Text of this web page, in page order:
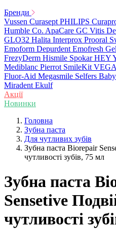
Бренди
Vussen Curasept PHILIPS
Humble Co. ApaCare GC Vitis
GLO32 Halita Interprox Prooral
Emoform Depurdent Emofresh
FrezyDerm Hismile Spokar HEY
Mediblanc Pierrot SmileKit VEGA
Fluor-Aid Megasmile Selfers
Miradent Ekulf
Акції
Новинки
Головна
Зубна паста
Для чутливих зубів
Зубна паста Biorepair
чутливості зубів, 75 мл
Зубна паста
Sensetive
чутливості